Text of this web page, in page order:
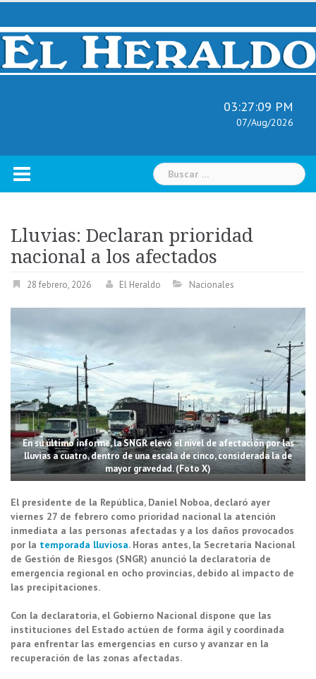
Skip
content
03:27:10 PM
07/Aug/2026
Buscar:
Lluvias: Declaran prioridad
nacional a los afectados
28 febrero, 2026 El Heraldo Nacionales
En su último informe, la SNGR elevó el nivel de afectación por las
lluvias a cuatro, dentro de una escala de cinco, considerada la de
mayor gravedad. (Foto X)
El presidente de la República, Daniel Noboa, declaró ayer
viernes 27 de febrero como prioridad nacional la atención
inmediata a las personas afectadas y a los daños provocados
por la temporada lluviosa. Horas antes, la Secretaría Nacional
de Gestión de Riesgos (SNGR) anunció la declaratoria de
emergencia regional en ocho provincias, debido al impacto de
las precipitaciones.
Con la declaratoria, el Gobierno Nacional dispone que las
instituciones del Estado actúen de forma ágil y coordinada
para enfrentar las emergencias en curso y avanzar en la
recuperación de las zonas afectadas.